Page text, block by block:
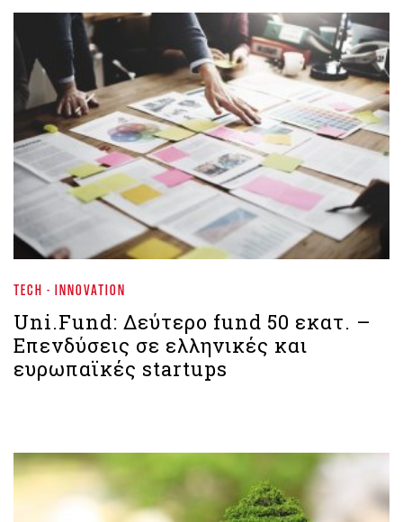
TECH - INNOVATION
Uni.Fund: Δεύτερο fund 50 εκατ. –
Επενδύσεις σε ελληνικές και
ευρωπαϊκές startups